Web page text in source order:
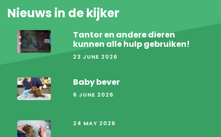
Nieuws in de kijker
Tantor en andere dieren
kunnen alle hulp gebruiken!
23 JUNE 2026
Baby bever
6 JUNE 2026
24 MAY 2026